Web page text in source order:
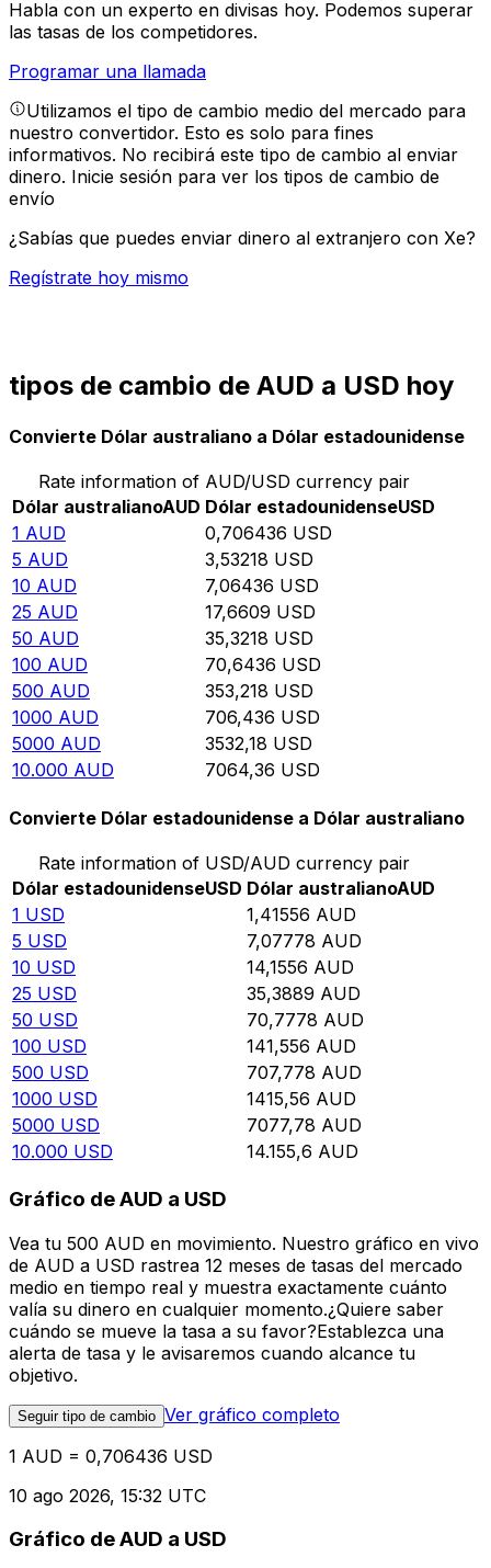
Habla con un experto en divisas hoy. Podemos superar
las tasas de los competidores.
Programar una llamada
Utilizamos el tipo de cambio medio del mercado para
nuestro convertidor. Esto es solo para fines
informativos. No recibirá este tipo de cambio al enviar
dinero. Inicie sesión para ver los tipos de cambio de
envío
¿Sabías que puedes enviar dinero al extranjero con Xe?
Regístrate hoy mismo
tipos de cambio de AUD a USD hoy
Convierte Dólar australiano a Dólar estadounidense
Rate information of AUD/USD currency pair
Dólar australianoAUD Dólar estadounidenseUSD
1 AUD 0,706436 USD
5 AUD 3,53218 USD
10 AUD 7,06436 USD
25 AUD 17,6609 USD
50 AUD 35,3218 USD
100 AUD 70,6436 USD
500 AUD 353,218 USD
1000 AUD 706,436 USD
5000 AUD 3532,18 USD
10.000 AUD 7064,36 USD
Convierte Dólar estadounidense a Dólar australiano
Rate information of USD/AUD currency pair
Dólar estadounidenseUSD Dólar australianoAUD
1 USD 1,41556 AUD
5 USD 7,07778 AUD
10 USD 14,1556 AUD
25 USD 35,3889 AUD
50 USD 70,7778 AUD
100 USD 141,556 AUD
500 USD 707,778 AUD
1000 USD 1415,56 AUD
5000 USD 7077,78 AUD
10.000 USD 14.155,6 AUD
Gráfico de AUD a USD
Vea tu 500 AUD en movimiento. Nuestro gráfico en vivo
de AUD a USD rastrea 12 meses de tasas del mercado
medio en tiempo real y muestra exactamente cuánto
valía su dinero en cualquier momento.¿Quiere saber
cuándo se mueve la tasa a su favor?Establezca una
alerta de tasa y le avisaremos cuando alcance tu
objetivo.
Seguir tipo de cambio Ver gráfico completo
1 AUD = 0,706436 USD
10 ago 2026, 15:32 UTC
Gráfico de AUD a USD